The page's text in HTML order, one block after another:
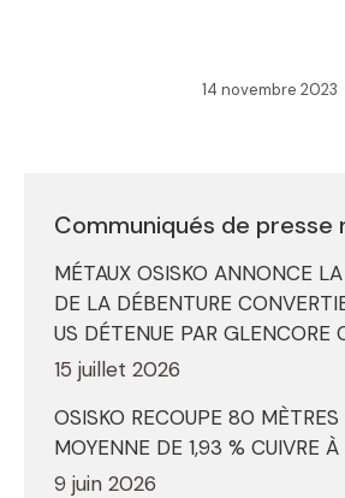
14 novembre 2023
Communiqués de presse
MÉTAUX OSISKO ANNONCE
DE LA DÉBENTURE
US DÉTENUE PAR GLENCORE
15 juillet 2026
OSISKO RECOUPE 80 MÈTRES
MOYENNE DE 1,93 % CUIVRE
9 juin 2026